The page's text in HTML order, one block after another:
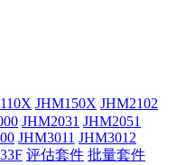
JHM150X JHM2102
JHM2031 JHM2051
JHM3011 JHM3012
评估套件 批量套件